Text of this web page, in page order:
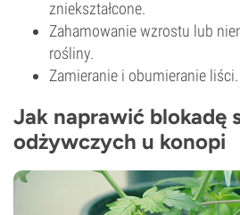
zniekształcone.
Zahamowanie wzrostu lub
rośliny.
Zamieranie i obumieranie liści.
Jak naprawić blokadę
odżywczych u konopi